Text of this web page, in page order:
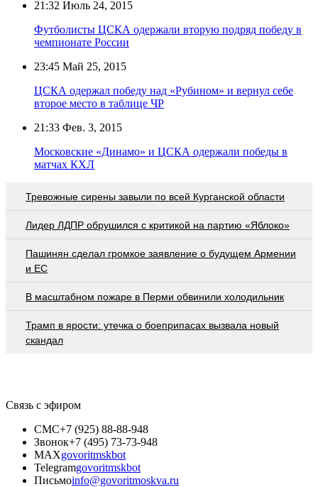
21:32 Июль 24, 2015
Футболисты ЦСКА одержали вторую подряд победу в
чемпионате России
23:45 Май 25, 2015
ЦСКА одержал победу над «Рубином» и вернул себе
второе место в таблице ЧР
21:33 Фев. 3, 2015
Московские «Динамо» и ЦСКА одержали победы в
матчах КХЛ
Тревожные сирены завыли по всей Курганской области
Лидер ЛДПР обрушился с критикой на партию «Яблоко»
Пашинян сделал громкое заявление о будущем Армении
и ЕС
В масштабном пожаре в Перми обвинили холодильник
Трамп в ярости: утечка о боеприпасах вызвала новый
скандал
Связь с эфиром
СМС+7 (925) 88-88-948
Звонок+7 (495) 73-73-948
MAXgovoritmskbot
Telegramgovoritmskbot
Письмоinfo@govoritmoskva.ru